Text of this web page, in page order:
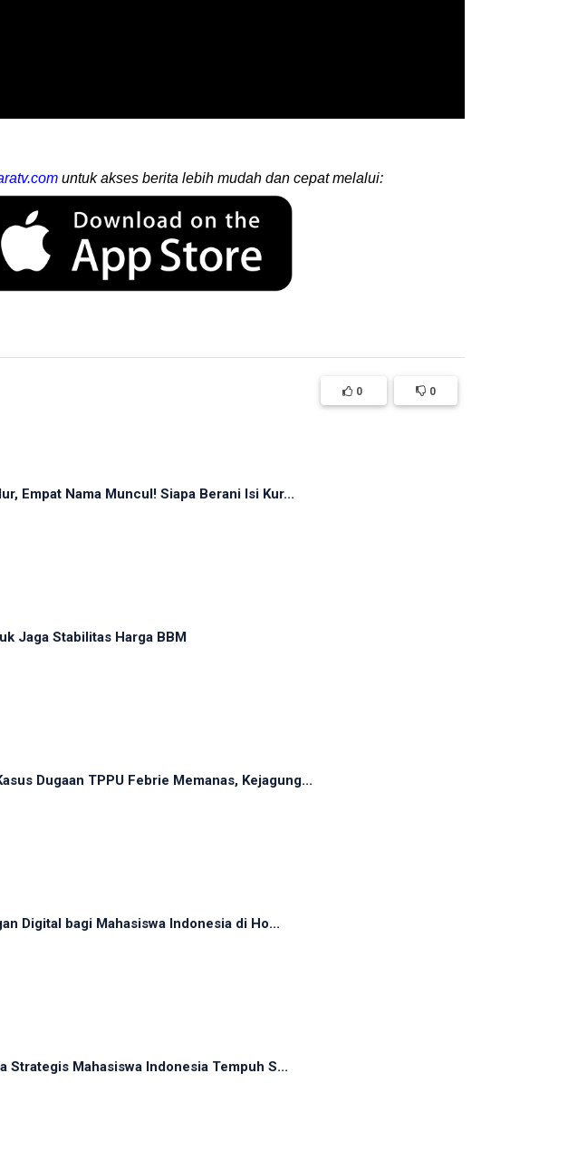
untuk akses berita lebih mudah dan cepat melalui:
0 0
Empat Nama Muncul! Siapa Berani Isi Kur...
Jaga Stabilitas Harga BBM
Dugaan TPPU Febrie Memanas, Kejagung...
Digital bagi Mahasiswa Indonesia di Ho...
Strategis Mahasiswa Indonesia Tempuh S...